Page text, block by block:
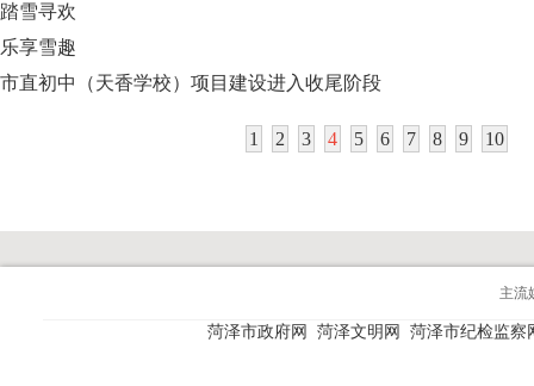
踏雪寻欢
乐享雪趣
市直初中（天香学校）项目建设进入收尾阶段
1 2 3 4 5 6 7 8 9 10
主流
菏泽市政府网 菏泽文明网 菏泽市纪检监